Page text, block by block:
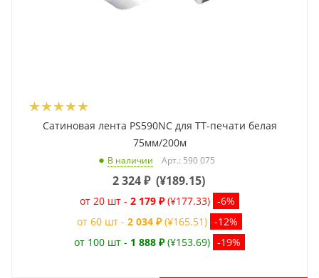
Сатиновая лента PS590NC для ТТ-печати белая
75мм/200м
В наличии Арт.: 590 075
2 324₽ (¥189.15)
от 20 шт - 2 179 ₽ (¥177.33) -6%
от 60 шт - 2 034 ₽ (¥165.51) -12%
от 100 шт - 1 888 ₽ (¥153.69) -19%